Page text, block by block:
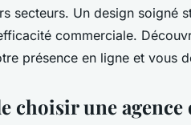
secteurs. Un design soigné
commerciale.
présence en ligne et vous
choisir une agence